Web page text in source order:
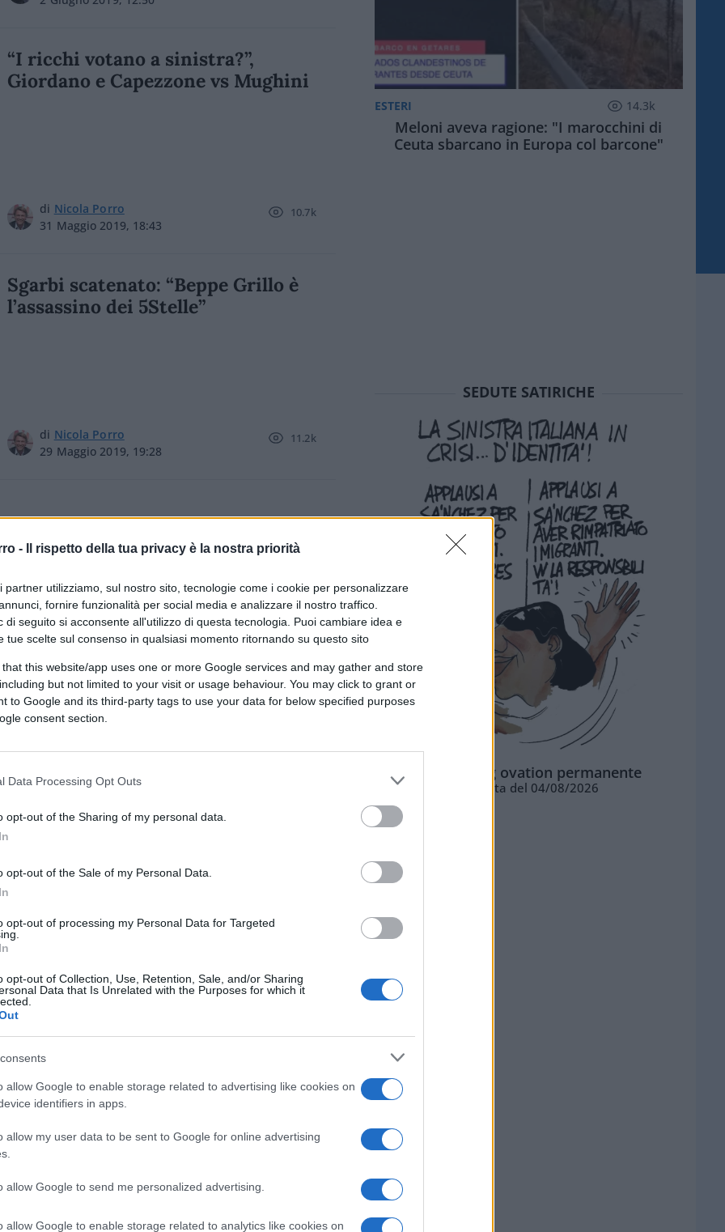
- Il rispetto della tua privacy è la nostra priorità
partner utilizziamo, sul nostro sito, tecnologie come i cookie per personalizzare
fornire funzionalità per social media e analizzare il nostro traffico.
di seguito si acconsente all'utilizzo di questa tecnologia. Puoi cambiare idea e
tue scelte sul consenso in qualsiasi momento ritornando su questo sito
that this website/app uses one or more Google services and may gather and store
but not limited to your visit or usage behaviour. You may click to grant or
to Google and its third-party tags to use your data for below specified purposes
consent section.
Data Processing Opt Outs
opt-out of the Sharing of my personal data.
opt-out of the Sale of my Personal Data.
opt-out of processing my Personal Data for Targeted
opt-out of Collection, Use, Retention, Sale, and/or Sharing
Data that Is Unrelated with the Purposes for which it
allow Google to enable storage related to advertising like cookies on
identifiers in apps.
allow my user data to be sent to Google for online advertising
allow Google to send me personalized advertising.
allow Google to enable storage related to analytics like cookies on
“I ricchi votano a sinistra?”,
Giordano e Capezzone vs Mughini
di Nicola Porro
31 Maggio 2019, 18:43
10.7k
Sgarbi scatenato: “Beppe Grillo è
l’assassino dei 5Stelle”
di Nicola Porro
29 Maggio 2019, 19:28
11.2k
“Sei un euro-ottuso”, Giordano
diNicola Porro
28 Maggio 2019, 18:21
22.7k
Ecco perché
diLuigi Bisignani
L’onda nera immaginaria
di Alessandro Gnocchi
5.8k
Europee, chi ha vinto e chi ha
ESTERI 14.3k
Meloni aveva ragione: "I marocchini di
Ceuta sbarcano in Europa col barcone"
SEDUTE SATIRICHE
La standing ovation permanente
Vignetta del 04/08/2026